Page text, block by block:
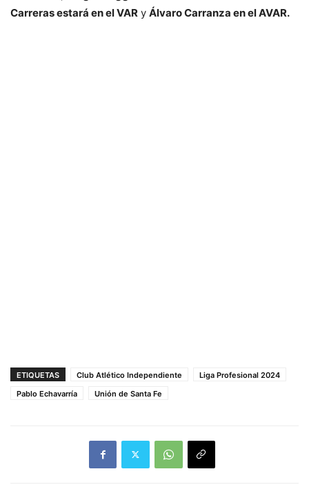
Carreras estará en el VAR y Álvaro Carranza en el AVAR.
ETIQUETAS Club Atlético Independiente
Liga Profesional 2024
Pablo Echavarría
Unión de Santa Fe